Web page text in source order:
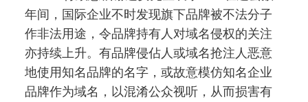
年间，国际企业不时发现旗下品牌被不法分子
作非法用途，令品牌持有人对域名侵权的关注
亦持续上升。有品牌侵佔人或域名抢注人恶意
地使用知名品牌的名字，或故意模仿知名企业
品牌作为域名，以混淆公众视听，从而损害有